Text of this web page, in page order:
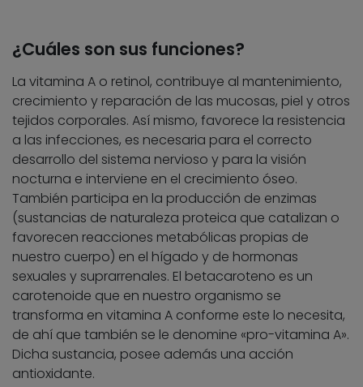
¿Cuáles son sus funciones?
La vitamina A o retinol, contribuye al mantenimiento,
crecimiento y reparación de las mucosas, piel y otros
tejidos corporales. Así mismo, favorece la resistencia
a las infecciones, es necesaria para el correcto
desarrollo del sistema nervioso y para la visión
nocturna e interviene en el crecimiento óseo.
También participa en la producción de enzimas
(sustancias de naturaleza proteica que catalizan o
favorecen reacciones metabólicas propias de
nuestro cuerpo) en el hígado y de hormonas
sexuales y suprarrenales. El betacaroteno es un
carotenoide que en nuestro organismo se
transforma en vitamina A conforme este lo necesita,
de ahí que también se le denomine «pro-vitamina A».
Dicha sustancia, posee además una acción
antioxidante.